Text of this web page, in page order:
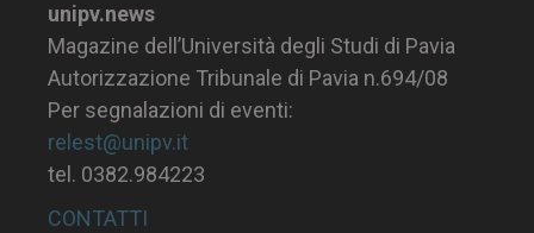
unipv.news
Magazine dell’Università degli Studi di Pavia
Autorizzazione Tribunale di Pavia n.694/08
Per segnalazioni di eventi:
relest@unipv.it
tel. 0382.984223
CONTATTI